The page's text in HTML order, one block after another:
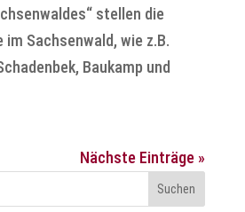
stellen die
Sachsenwald, wie z.B.
Baukamp und
Nächste Einträge »